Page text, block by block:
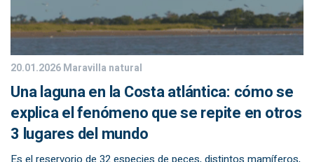
20.01.2026Maravilla natural
Una laguna en la Costa atlántica: cómo se
explica el fenómeno que se repite en otros
3 lugares del mundo